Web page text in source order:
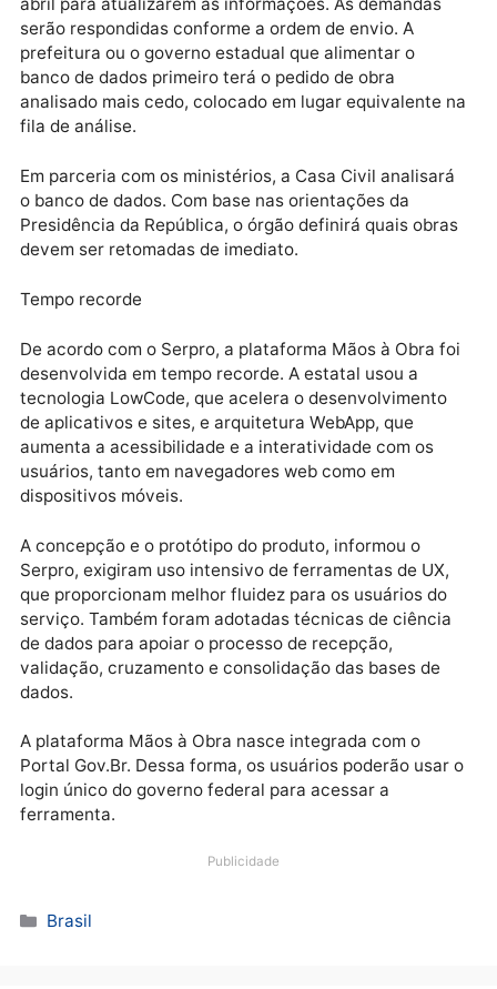
unidades habitacionais do Programa Minha Casa,
Minha Vida e projetos da carteira do Ministério das
Cidades.
Os gestores municipais e estaduais terão até 10 de
serão respondidas conforme a ordem de envio. A
prefeitura ou o governo estadual que alimentar o
banco de dados primeiro terá o pedido de obra
fila de análise.
Em parceria com os ministérios, a Casa Civil
o banco de dados. Com base nas orientações da
Presidência da República, o órgão definirá quais
devem ser retomadas de imediato.
Tempo recorde
De acordo com o Serpro, a plataforma Mãos à Obra
desenvolvida em tempo recorde. A estatal usou a
tecnologia LowCode, que acelera o desenvolvimento
de aplicativos e sites, e arquitetura WebApp, que
aumenta a acessibilidade e a interatividade com os
usuários, tanto em navegadores web como em
A concepção e o protótipo do produto, informou o
Serpro, exigiram uso intensivo de ferramentas de
que proporcionam melhor fluidez para os usuários do
de dados para apoiar o processo de recepção,
dados.